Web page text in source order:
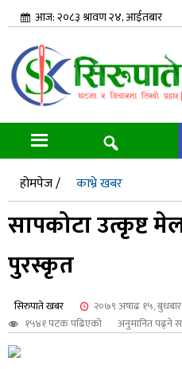
आज: २०८३ श्रावण २४, आईतबार
होमपेज /
काभ्रे खबर
सापकोटा उत्कृष्ट
पुरस्कृत
सिरुपाते खबर
२०७९ अषाढ १५,
१५४१ पटक पढिएको
अनुमानित पढ्ने